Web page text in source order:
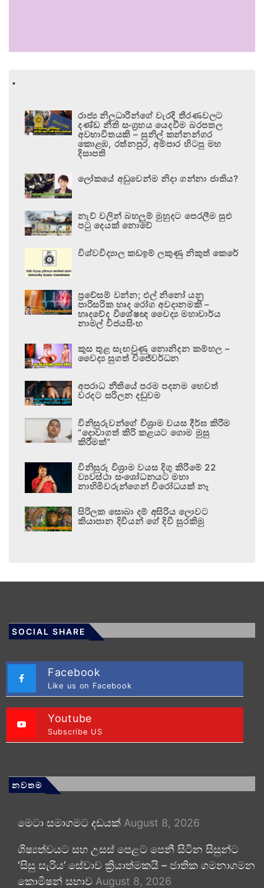
.
රාජ්‍ය නිලධාරීන්ගේ වැරදි තීරණවලට
දණ්ඩ නීති සංග්‍රහය යෙදවීම බරපතල
අවභාවිතයකි – සුනිල් කන්නන්ගර
කොළඹ, රත්නපුර, අම්පාර හිටපු මහ
දිසාපති
ලෝකයේ අඩුවෙන්ම නිදා ගන්නා ජාතිය?
නැව් වලින් බහලුම් මුහුදට පෙරලීම සුළු
පටු දෙයක් නොවේ
විශ්වවිද්‍යාල කඩඉම් ලකුණු නිකුත් කෙරේ
ප්‍රවේසම් වන්න; එල් නිනෝ යනු
පාරිසරික හෘද රෝග අවදානමකි –
හෘදවේද විශේෂඥ වෛද්‍ය මහාචාර්ය
නාමල් විජයසිංහ
කුස තුළ සැඟවුණු නොනිදන කම්හල –
වෛද්‍ය සුගත් විජේවර්ධන
අපරාධ නීතියේ පරම පදනම හෙවත්
වරදට සරිලන දඬුවම
විනිසුරුවන්ගේ විශ්‍රාම වයස දීර්ඝ කිරීම
“දොවාගත් කිරි කළයට ගොම මුසු
කිරීමක්”
විනිසුරු විශ්‍රාම වයස දිගු කිරීමේ 22
ව්‍යවස්ථා සංශෝධනයට මහා
නාහිමිවරුන්ගෙන් විරෝධයක් නෑ
සිරිලක සොබා දම් අසිරිය ලොවට
කියාපාන දිවියන් ගේ දිවි සුරකිමු
SOCIAL SHARE
Facebook
Like us on Facebook
Youtube
Subscribe US
නවතම
මෙටා සමාගමට දඩයක් August 8, 2026
ශිෂ්‍යත්වයට සහ උසස් පෙළට පෙනී සිටින සිසුන්ට
‘සිසු සැරිය’ සේවාව ක්‍රියාත්මකයි – ජාතික ගමනාගමන
කොමිෂන් සභාව August 8, 2026